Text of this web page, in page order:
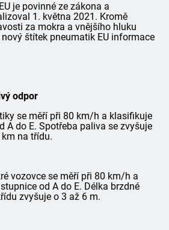
je povinné ze zákona a
1. května 2021. Kromě
za mokra a vnějšího hluku
štítek pneumatik EU informace
odpor
se měří při 80 km/h a klasifikuje
A do E. Spotřeba paliva se zvyšuje
na třídu.
vozovce se měří při 80 km/h a
od A do E. Délka brzdné
zvyšuje o 3 až 6 m.